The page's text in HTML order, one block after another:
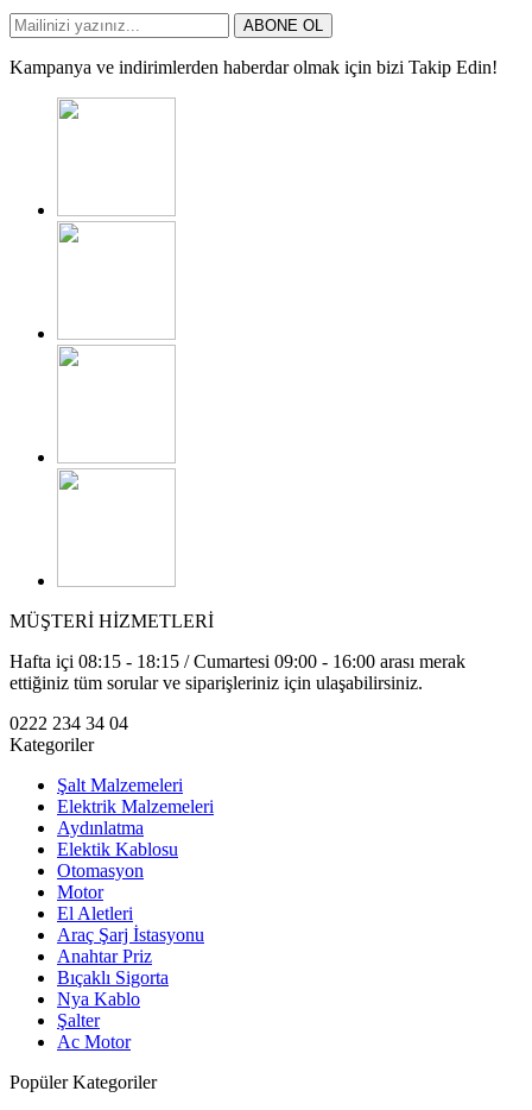
ABONE OL
Kampanya ve indirimlerden haberdar olmak için bizi Takip Edin!
MÜŞTERİ HİZMETLERİ
Hafta içi 08:15 - 18:15 / Cumartesi 09:00 - 16:00 arası merak
ettiğiniz tüm sorular ve siparişleriniz için ulaşabilirsiniz.
0222 234 34 04
Kategoriler
Şalt Malzemeleri
Elektrik Malzemeleri
Aydınlatma
Elektik Kablosu
Otomasyon
Motor
El Aletleri
Araç Şarj İstasyonu
Anahtar Priz
Bıçaklı Sigorta
Nya Kablo
Şalter
Ac Motor
Popüler Kategoriler